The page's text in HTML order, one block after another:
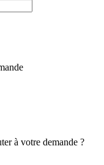
à votre demande ?